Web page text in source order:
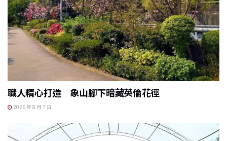
職人精心打造 象山腳下暗藏英倫花徑
2026 年 8 月 7 日